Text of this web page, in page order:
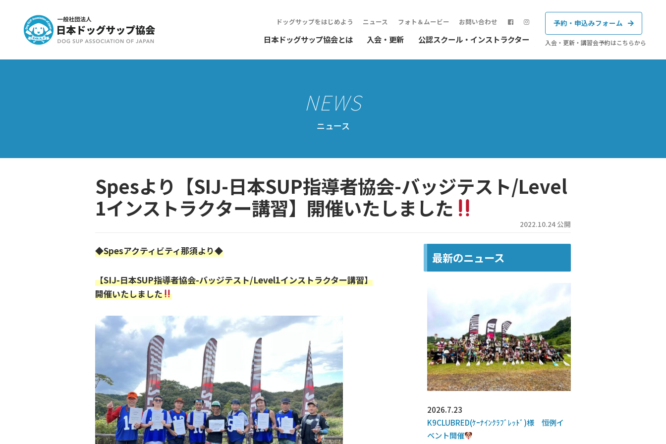
日本ドッグサップ協会とは 入会・更新 公認スクール・インストラクター
ドッグサップをはじめよう ニュース フォト＆ムービー お問い合わせ 予約・申込みフォーム
入会・更新・講習会予約はこちらから
ニュース
Spesより【SIJ-日本SUP指導者協会-バッジテスト/Level
1インストラクター講習】開催いたしました
2022.10.24 公開
◆Spesアクティビティ那須より◆
【SIJ-日本SUP指導者協会-バッジテスト/Level1インストラクター講習】
開催いたしました
最新のニュース
2026.7.23
K9CLUBRED(ｹｰﾅｲﾝｸﾗﾌﾞﾚｯﾄﾞ)様 恒例イ
ベント開催